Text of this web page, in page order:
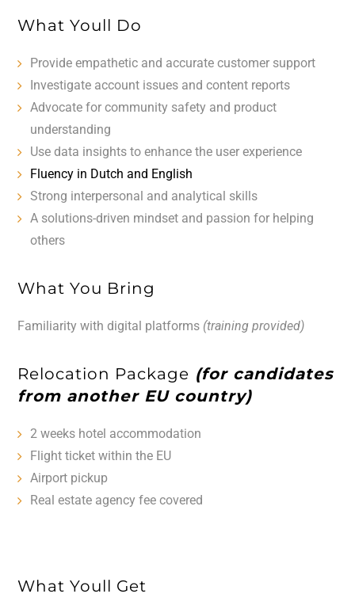
What Youll Do
Provide empathetic and accurate customer support
Investigate account issues and content reports
Advocate for community safety and product
understanding
Use data insights to enhance the user experience
Fluency in Dutch and English
Strong interpersonal and analytical skills
A solutions-driven mindset and passion for helping
others
What You Bring
Familiarity with digital platforms (training provided)
Relocation Package (for candidates
from another EU country)
2 weeks hotel accommodation
Flight ticket within the EU
Airport pickup
Real estate agency fee covered
What Youll Get